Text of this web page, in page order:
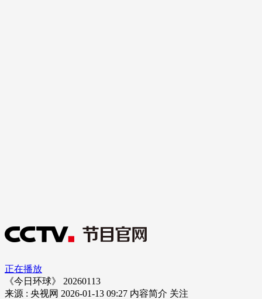
正在播放
《今日环球》 20260113
来源 : 央视网 2026-01-13 09:27 内容简介 关注